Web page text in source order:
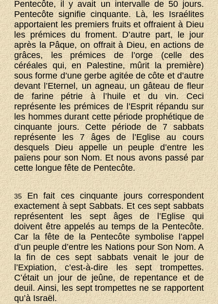
Pentecôte, il y avait un intervalle de 50 jours.
Pentecôte signifie cinquante. Là, les Israélites
apportaient les premiers fruits et offraient à Dieu
les prémices du froment. D’autre part, le jour
après la Pâque, on offrait à Dieu, en actions de
grâces, les prémices de l’orge (celle des
céréales qui, en Palestine, mûrit la première)
sous forme d’une gerbe agitée de côte et d’autre
devant l’Eternel, un agneau, un gâteau de fleur
de farine pétrie à l’huile et du vin. Ceci
représente les prémices de l’Esprit répandu sur
les hommes durant cette période prophétique de
cinquante jours. Cette période de 7 sabbats
représente les 7 âges de l’Eglise au cours
desquels Dieu appelle un peuple d’entre les
païens pour son Nom. Et nous avons passé par
cette longue fête de Pentecôte.
35En fait ces cinquante jours correspondent
exactement à sept Sabbats. Et ces sept sabbats
représentent les sept âges de l’Eglise qui
doivent être appelés au temps de la Pentecôte.
Car la fête de la Pentecôte symbolise l’appel
d’un peuple d’entre les Nations pour Son Nom. A
la fin de ces sept sabbats venait le jour de
l’Expiation, c’est-à-dire les sept trompettes.
C’était un jour de jeûne, de repentance et de
deuil. Ainsi, les sept trompettes ne se rapportent
qu’à Israël.